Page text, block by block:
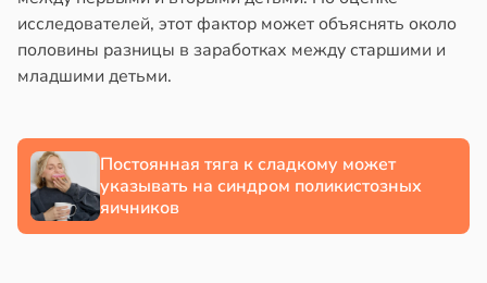
исследователей, этот фактор может объяснять около
половины разницы в заработках между старшими и
младшими детьми.
Постоянная тяга к сладкому может
указывать на синдром поликистозных
яичников